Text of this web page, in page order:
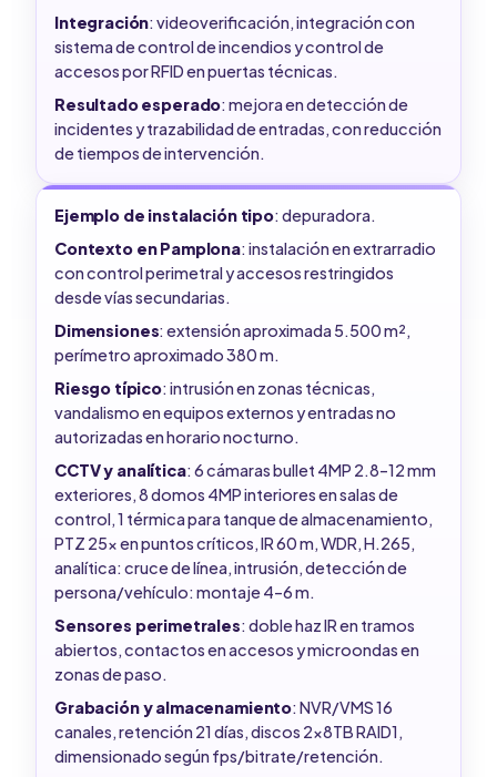
Integración: videoverificación, integración con
sistema de control de incendios y control de
accesos por RFID en puertas técnicas.
Resultado esperado: mejora en detección de
incidentes y trazabilidad de entradas, con reducción
de tiempos de intervención.
Ejemplo de instalación tipo: depuradora.
Contexto en Pamplona: instalación en extrarradio
con control perimetral y accesos restringidos
desde vías secundarias.
Dimensiones: extensión aproximada 5.500 m²,
perímetro aproximado 380 m.
Riesgo típico: intrusión en zonas técnicas,
vandalismo en equipos externos y entradas no
autorizadas en horario nocturno.
CCTV y analítica: 6 cámaras bullet 4MP 2.8–12 mm
exteriores, 8 domos 4MP interiores en salas de
control, 1 térmica para tanque de almacenamiento,
PTZ 25x en puntos críticos, IR 60 m, WDR, H.265,
analítica: cruce de línea, intrusión, detección de
persona/vehículo: montaje 4–6 m.
Sensores perimetrales: doble haz IR en tramos
abiertos, contactos en accesos y microondas en
zonas de paso.
Grabación y almacenamiento: NVR/VMS 16
canales, retención 21 días, discos 2x8TB RAID1,
dimensionado según fps/bitrate/retención.